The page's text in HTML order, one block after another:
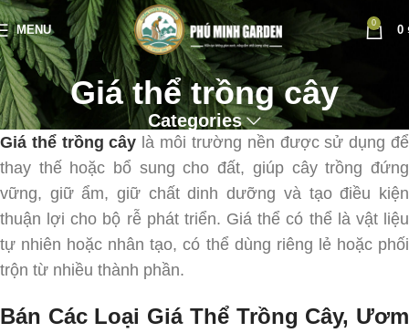
MENU
0
0
Giá thể trồng cây
Categories
Giá thể trồng cây là môi trường nền được sử dụng để
thay thế hoặc bổ sung cho đất, giúp cây trồng đứng
vững, giữ ẩm, giữ chất dinh dưỡng và tạo điều kiện
thuận lợi cho bộ rễ phát triển. Giá thể có thể là vật liệu
tự nhiên hoặc nhân tạo, có thể dùng riêng lẻ hoặc phối
trộn từ nhiều thành phần.
Bán Các Loại Giá Thể Trồng Cây, Ươm